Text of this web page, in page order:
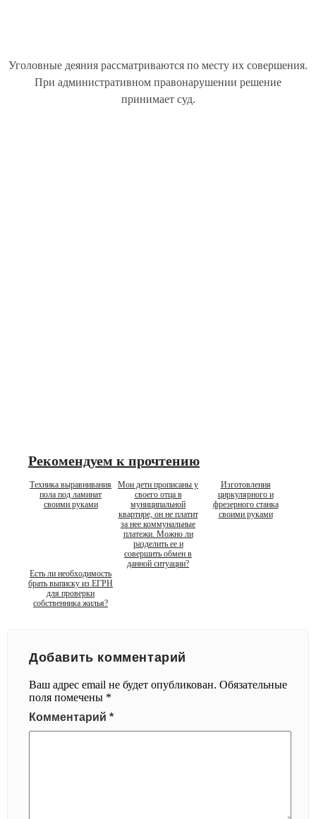
Уголовные деяния рассматриваются по месту их совершения.
При административном правонарушении решение
принимает суд.
Рекомендуем к прочтению
Техника выравнивания
пола под ламинат
своими руками
Мои дети прописаны у
своего отца в
муниципальной
квартире, он не платит
за нее коммунальные
платежи. Можно ли
разделить ее и
совершить обмен в
данной ситуации?
Изготовления
циркулярного и
фрезерного станка
своими руками
Есть ли необходимость
брать выписку из ЕГРН
для проверки
собственника жилья?
Добавить комментарий
Ваш адрес email не будет опубликован. Обязательные
поля помечены *
Комментарий *